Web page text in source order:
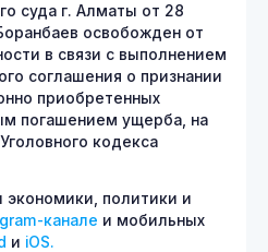
суда г. Алматы от 28
освобожден от
в связи с выполнением
соглашения о признании
приобретенных
погашением ущерба, на
кодекса
политики и
канале и мобильных
и iOS.